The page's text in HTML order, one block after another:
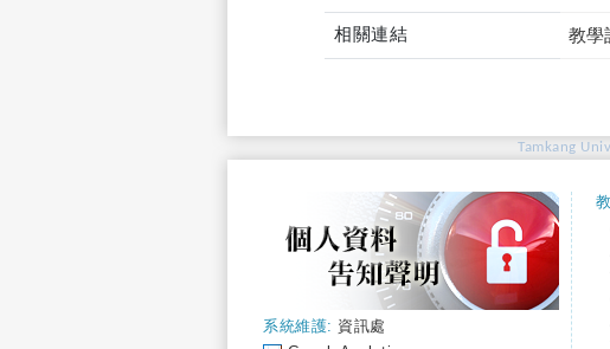
相關連結 教學
Tamkang
系統維護: 資訊處